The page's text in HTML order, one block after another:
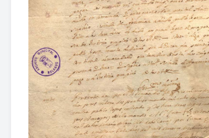
Fondo Histórico
Fondo Notarial
Catálogos Y Cuadros De Clasificación
Categorías
Libros De Actas